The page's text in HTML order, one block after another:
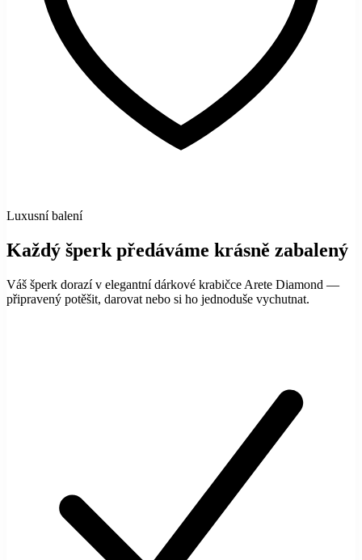
Luxusní balení
Každý šperk předáváme krásně zabalený
Váš šperk dorazí v elegantní dárkové krabičce Arete Diamond —
připravený potěšit, darovat nebo si ho jednoduše vychutnat.